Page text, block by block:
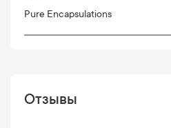
Pure Encapsulations
Отзывы